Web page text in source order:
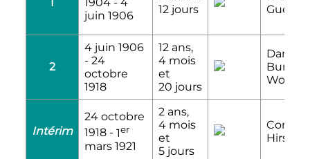
1
1904- 4
juin 1906
12 jours
Guérin
2
4 juin 1906
- 24
octobre
1918
12 ans,
4 mois
et
20 jours
Daniel
Burley
Woolfall
Intérim
24 octobre
1918- 1er
mars 1921
2 ans,
4 mois
et
5 jours